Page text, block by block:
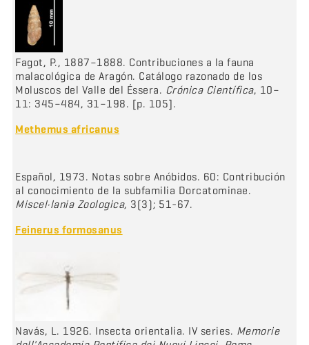
Fagot, P., 1887–1888. Contribuciones a la fauna
malacológica de Aragón. Catálogo razonado de los
Moluscos del Valle del Éssera. Crónica Científica, 10–
11: 345–484, 31–198. [p. 105].
Methemus africanus
Español, 1973. Notas sobre Anóbidos. 60: Contribución
al conocimiento de la subfamilia Dorcatominae.
Miscel·lania Zoologica, 3(3); 51-67.
Feinerus formosanus
Navás, L. 1926. Insecta orientalia. IV series. Memorie